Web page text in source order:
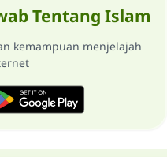
Tentang Islam
kemampuan menjelajah